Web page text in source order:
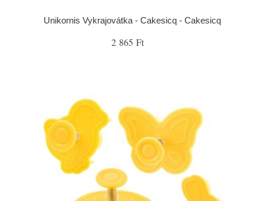
Unikornis Vykrajovátka - Cakesicq - Cakesicq
2 865 Ft